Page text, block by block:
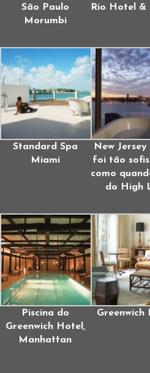
São Paulo
Morumbi
Rio Hotel &
Standard Spa
Miami
New Jersey
foi tão
como
do High
Piscina do
Greenwich Hotel,
Manhattan
Greenwich